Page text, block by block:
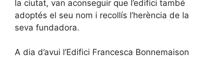
la ciutat, van aconseguir que l’edifici també
adoptés el seu nom i recollís l’herència de la
seva fundadora.
A dia d’avui l’Edifici Francesca Bonnemaison